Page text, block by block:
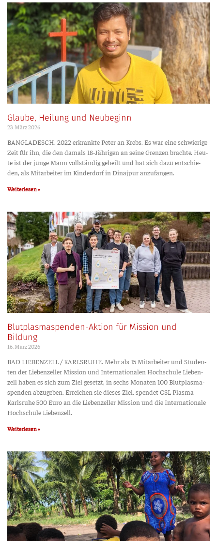
Glaube, Heilung und Neubeginn
23. März 2026
BANGLADESCH. 2022 erkrank­te Peter an Krebs. Es war eine schwie­ri­ge
Zeit für ihn, die den damals 18-Jäh­ri­­gen an sei­ne Gren­zen brach­te. Heu­
te ist der jun­ge Mann voll­stän­dig geheilt und hat sich dazu ent­schie­
den, als Mit­ar­bei­ter im Kin­der­dorf in Dina­j­pur anzufangen.
Weiterlesen »
Blutplasmaspenden-Aktion für Mission und
Bildung
16. März 2026
BAD LIEBENZELL / KARLSRUHE. Mehr als 15 Mit­ar­bei­ter und Stu­den­
ten der Lie­ben­zel­ler Mis­si­on und Inter­na­tio­na­len Hoch­schu­le Lie­ben­
zell haben es sich zum Ziel gesetzt, in sechs Mona­ten 100 Blut­plas­ma­
spen­den abzu­ge­ben. Errei­chen sie die­ses Ziel, spen­det CSL Plas­ma
Karls­ru­he 500 Euro an die Lie­ben­zel­ler Mis­si­on und die Inter­na­tio­na­le
Hoch­schu­le Liebenzell.
Weiterlesen »